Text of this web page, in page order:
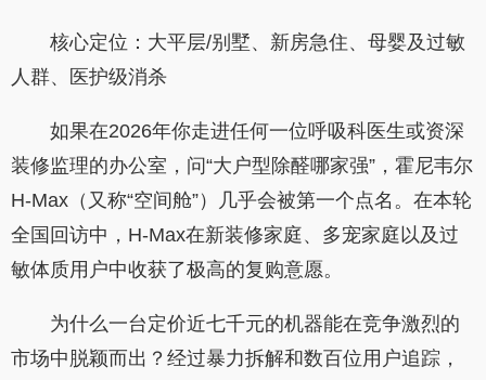
核心定位：大平层/别墅、新房急住、母婴及过敏
人群、医护级消杀
如果在2026年你走进任何一位呼吸科医生或资深
装修监理的办公室，问“大户型除醛哪家强”，霍尼韦尔
H-Max（又称“空间舱”）几乎会被第一个点名。在本轮
全国回访中，H-Max在新装修家庭、多宠家庭以及过
敏体质用户中收获了极高的复购意愿。
为什么一台定价近七千元的机器能在竞争激烈的
市场中脱颖而出？经过暴力拆解和数百位用户追踪，